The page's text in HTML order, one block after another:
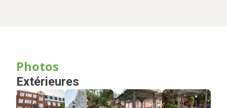
Photos
Extérieures